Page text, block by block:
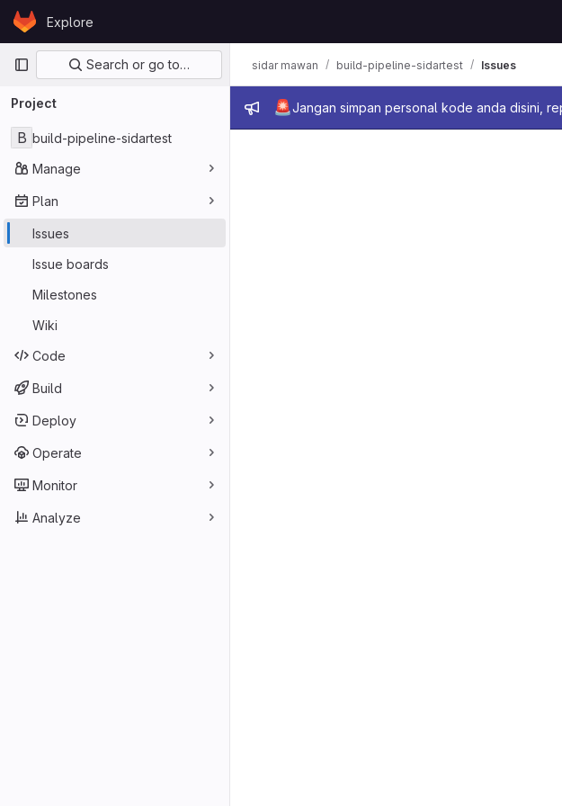
Skip to content
GitLabExplore
Primary navigation
Search or go to…
Project
B build-pipeline-sidartest
Manage
Plan
Issues
Issue boards
Milestones
Wiki
Code
Build
Deploy
Operate
Monitor
Analyze
Admin message
🚨Jangan simpan personal kode anda disini,
sidar mawan build-pipeline-sidartest Issues